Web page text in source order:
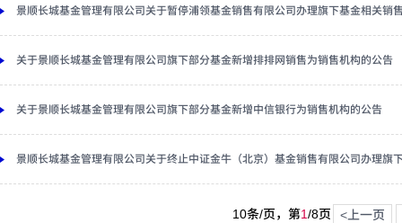
景顺长城基金管理有限公司关于暂停浦领基金销售有限公司办理旗下基金相关销
关于景顺长城基金管理有限公司旗下部分基金新增排排网销售为销售机构的公告
关于景顺长城基金管理有限公司旗下部分基金新增中信银行为销售机构的公告
景顺长城基金管理有限公司关于终止中证金牛（北京）基金销售有限公司办理旗
10条/页，第1/8页 <上一页